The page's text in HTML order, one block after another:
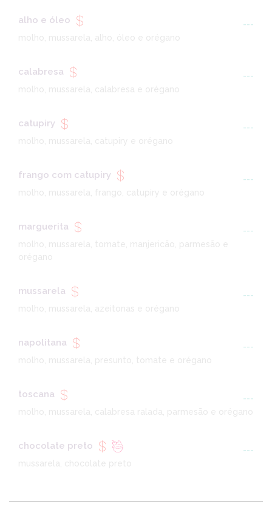
alho e óleo
---
calabresa
---
molho, mussarela, calabresa e orégano
catupiry
---
molho, mussarela, catupiry e orégano
frango com catupiry
---
molho, mussarela, frango, catupiry e orégano
marguerita
---
molho, mussarela, tomate, manjericão, parmesão e
mussarela
---
napolitana
---
toscana
---
molho, mussarela, calabresa ralada, parmesão e orégano
chocolate preto
---
mussarela, chocolate preto